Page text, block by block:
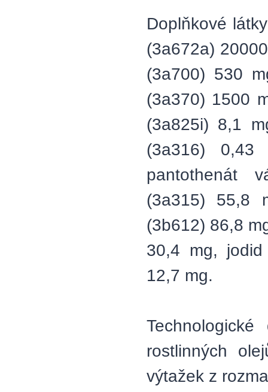
Doplňkové
(3a672a)
(3a700) 530
(3a370) 1500
(3a825i) 8,1
(3a316)
pantothenát
(3a315) 55,8
(3b612) 86,8
30,4 mg,
12,7 mg.
rostlinných
výtažek z